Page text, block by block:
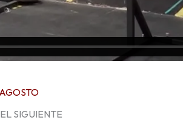
SIGUIENTE